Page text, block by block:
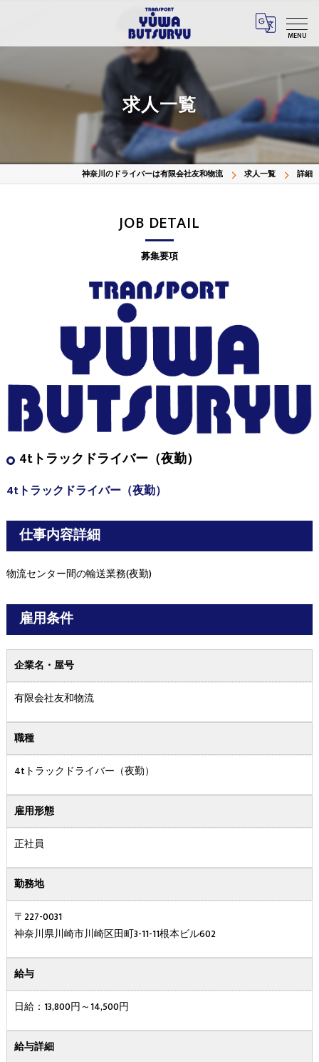
MENU
求人一覧
神奈川のドライバーは有限会社友和物流 求人一覧 詳細
募集要項
JOB DETAIL
4tトラックドライバー（夜勤）
4tトラックドライバー（夜勤）
仕事内容詳細
物流センター間の輸送業務(夜勤)
雇用条件
企業名・屋号
有限会社友和物流
職種
4tトラックドライバー（夜勤）
雇用形態
正社員
勤務地
〒227-0031
神奈川県川崎市川崎区田町3-11-11根本ビル602
給与
日給：13,800円～14,500円
給与詳細